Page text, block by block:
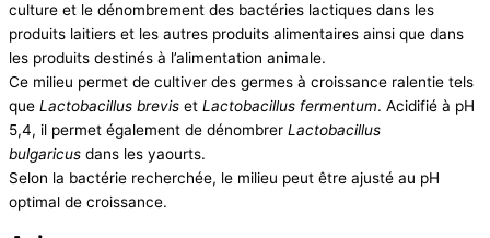
culture et le dénombrement des bactéries lactiques dans les
produits laitiers et les autres produits alimentaires ainsi que dans
les produits destinés à l’alimentation animale.
Ce milieu permet de cultiver des germes à croissance ralentie tels
que Lactobacillus brevis et Lactobacillus fermentum. Acidifié à pH
5,4, il permet également de dénombrer Lactobacillus
bulgaricus dans les yaourts.
Selon la bactérie recherchée, le milieu peut être ajusté au pH
optimal de croissance.